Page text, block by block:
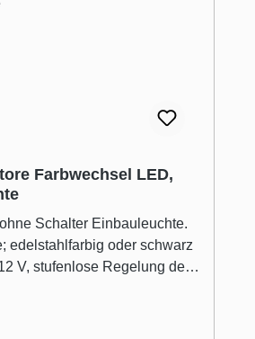
Farbwechsel LED,
Schalter Einbauleuchte.
edelstahlfarbig oder schwarz
V, stufenlose Regelung der